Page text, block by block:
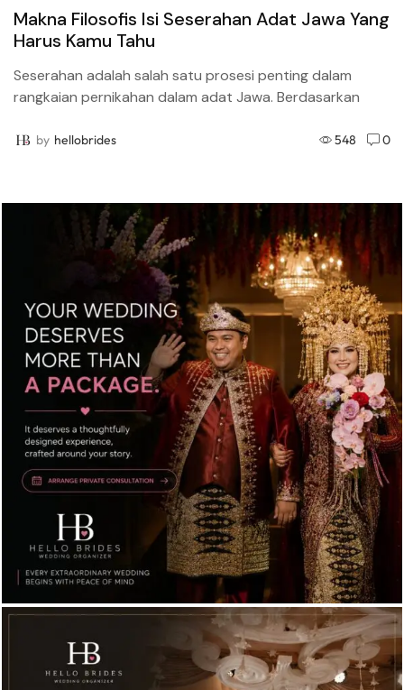
Makna Filosofis Isi Seserahan Adat Jawa Yang
Harus Kamu Tahu
Seserahan adalah salah satu prosesi penting dalam
rangkaian pernikahan dalam adat Jawa. Berdasarkan
merupakan bukti tanggung jawab calon...
by hellobrides 548 0